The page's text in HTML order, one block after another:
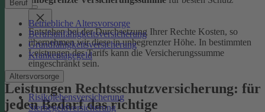
Beruf
Betriebliche Altersvorsorge
Berufsunfähigkeitsversicherung
Grundfähigkeitsversicherung
Krankentagegeld
Altersvorsorge
Risikolebensversicherung
Sterbegeldversicherung
Entstehen bei der Durchsetzung Ihrer Rechte Kosten, so
übernehmen wir diese in unbegrenzter Höhe. In bestimmten
Leistungen des Tarifs kann die Versicherungssumme
eingeschränkt sein.
Leistungen Rechtsschutzversicherung: für
jeden Bedarf das richtige